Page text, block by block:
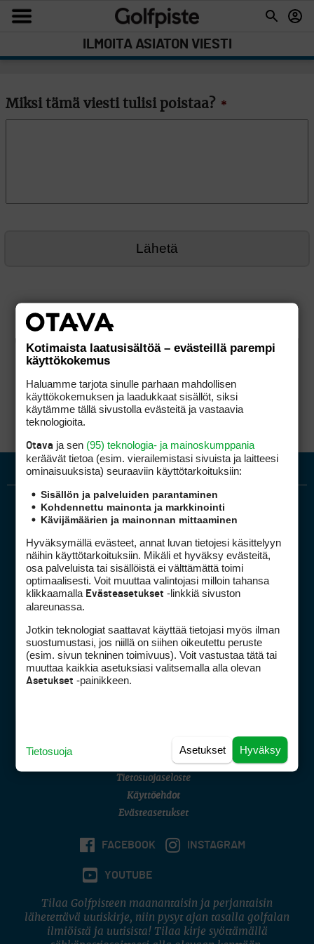
ILMOITA ASIATON VIESTI
Miksi tämä viesti tulisi poistaa? *
Golfpiste mediakortti
Golfpisteen yhteystiedot
DSA avoimuusraportti
Asiakaspalvelu
(digi) digi@otavamedia.fi
Tietosuojaseloste
Käyttöehdot
Evästeasetukset
FACEBOOK INSTAGRAM
YOUTUBE
Tilaa Golfpisteen maanantaisin ja perjantaisin
lähetettävä uutiskirje, niin pysyt ajan tasalla golfalan
ilmiöistä ja uutisista! Tilaa kirje syöttämällä
Kotimaista laatusisältöä – evästeillä parempi
käyttökokemus
Haluamme tarjota sinulle parhaan mahdollisen
käyttökokemuksen ja laadukkaat sisällöt, siksi
käytämme tällä sivustolla evästeitä ja vastaavia
teknologioita.
Otava ja sen (95) teknologia- ja mainoskumppania
keräävät tietoa (esim. vierailemis­tasi sivuista ja laitteesi
ominaisuuk­sista) seuraaviin käyttötarkoituksiin:
Sisällön ja palveluiden parantaminen
Kohdennettu mainonta ja markkinointi
Kävijämäärien ja mainonnan mittaaminen
Hyväksymällä evästeet, annat luvan tietojesi käsittelyyn
näihin käyttötarkoituksiin. Mikäli et hyväksy evästeitä,
osa palveluista tai sisällöistä ei välttämättä toimi
optimaalisesti. Voit muuttaa valintojasi milloin tahansa
klikkaamalla Evästeasetukset -linkkiä sivuston
alareunassa.
Jotkin teknologiat saattavat käyttää tietojasi myös ilman
suostumustasi, jos niillä on siihen oikeutettu peruste
(esim. sivun tekninen toimivuus). Voit vastustaa tätä tai
muuttaa kaikkia asetuksiasi valitsemalla alla olevan
Asetukset -painikkeen.
Hyväksy
Asetukset
Tietosuoja